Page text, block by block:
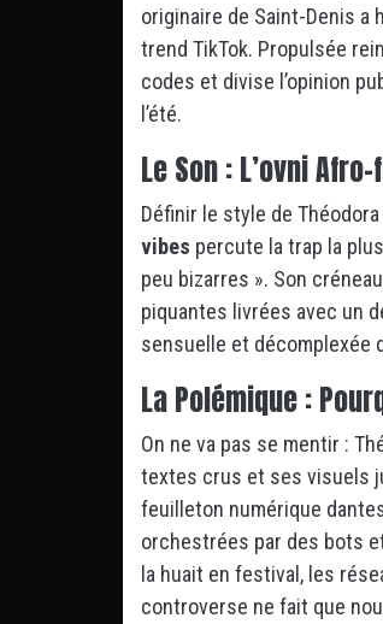
originaire de Saint-Denis a
trend TikTok. Propulsée
codes et divise l’opinion
l’été.
Le Son : L’ovni
Définir le style de
vibes percute la trap la
peu bizarres ». Son
piquantes livrées avec un
sensuelle et décomplexée
La Polémique :
On ne va pas se mentir :
textes crus et ses visuels
feuilleton numérique
orchestrées par des bots
la huait en festival, les
controverse ne fait que